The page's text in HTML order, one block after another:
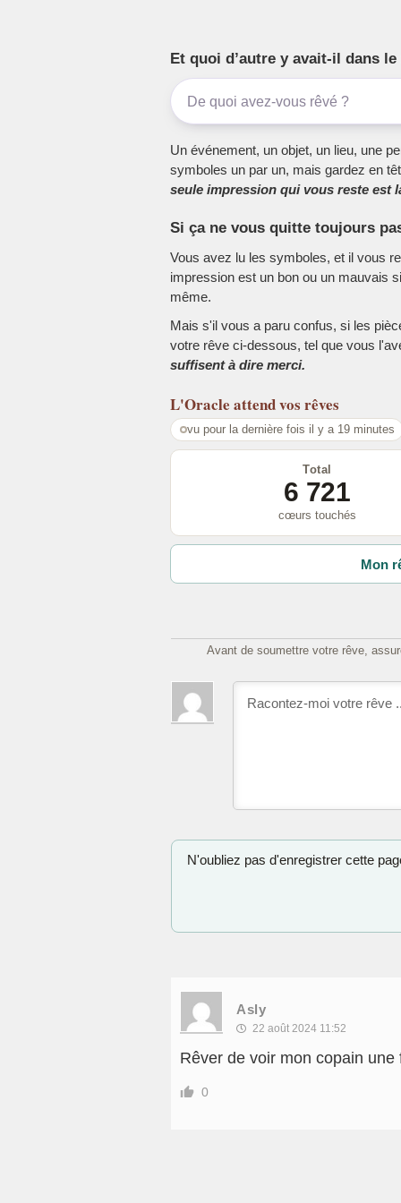
Et quoi d’autre y avait-il dans le
Un événement, un objet, un lieu, une
symboles un par un, mais gardez en
seule impression qui vous reste est
Si ça ne vous quitte toujours
Vous avez lu les symboles, et il vous
impression est un bon ou un mauvais
même.
Mais s'il vous a paru confus, si les
votre rêve ci-dessous, tel que vous
suffisent à dire merci.
L'Oracle attend vos rêves
vu pour la dernière fois il y a 19 minutes
Total
6 721
cœurs touchés
Mon
Avant de soumettre votre rêve,
N'oubliez pas d'enregistrer cette
Asly
22 août 2024 11:52
Rêver de voir mon copain
0